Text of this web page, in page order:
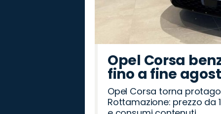
Opel Corsa
fino a fine
Opel Corsa torna
Rottamazione: prezzo da